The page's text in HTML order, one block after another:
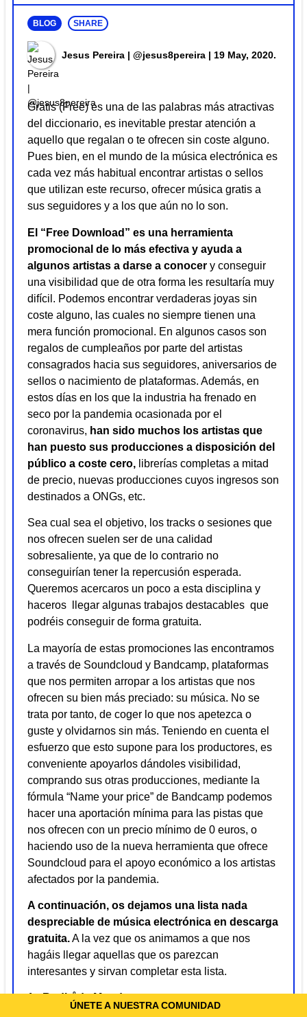
ÚNETE A NUESTRA COMUNIDAD
BLOG SHARE
Jesus Pereira | @jesus8pereira | 19 May, 2020.
Gratis (Free) es una de las palabras más atractivas
del diccionario, es inevitable prestar atención a
aquello que regalan o te ofrecen sin coste alguno.
Pues bien, en el mundo de la música electrónica es
cada vez más habitual encontrar artistas o sellos
que utilizan este recurso, ofrecer música gratis a
sus seguidores y a los que aún no lo son.
El “Free Download” es una herramienta
promocional de lo más efectiva y ayuda a
algunos artistas a darse a conocer y conseguir
una visibilidad que de otra forma les resultaría muy
difícil. Podemos encontrar verdaderas joyas sin
coste alguno, las cuales no siempre tienen una
mera función promocional. En algunos casos son
regalos de cumpleaños por parte del artistas
consagrados hacia sus seguidores, aniversarios de
sellos o nacimiento de plataformas. Además, en
estos días en los que la industria ha frenado en
seco por la pandemia ocasionada por el
coronavirus, han sido muchos los artistas que
han puesto sus producciones a disposición del
público a coste cero, librerías completas a mitad
de precio, nuevas producciones cuyos ingresos son
destinados a ONGs, etc.
Sea cual sea el objetivo, los tracks o sesiones que
nos ofrecen suelen ser de una calidad
sobresaliente, ya que de lo contrario no
conseguirían tener la repercusión esperada.
Queremos acercaros un poco a esta disciplina y
haceros llegar algunas trabajos destacables que
podréis conseguir de forma gratuita.
La mayoría de estas promociones las encontramos
a través de Soundcloud y Bandcamp, plataformas
que nos permiten arropar a los artistas que nos
ofrecen su bien más preciado: su música. No se
trata por tanto, de coger lo que nos apetezca o
guste y olvidarnos sin más. Teniendo en cuenta el
esfuerzo que esto supone para los productores, es
conveniente apoyarlos dándoles visibilidad,
comprando sus otras producciones, mediante la
fórmula “Name your price” de Bandcamp podemos
hacer una aportación mínima para las pistas que
nos ofrecen con un precio mínimo de 0 euros, o
haciendo uso de la nueva herramienta que ofrece
Soundcloud para el apoyo económico a los artistas
afectados por la pandemia.
A continuación, os dejamos una lista nada
despreciable de música electrónica en descarga
gratuita.A la vez que os animamos a que nos
hagáis llegar aquellas que os parezcan
interesantes y sirvan completar esta lista.
1.- Rødhåd - Mood